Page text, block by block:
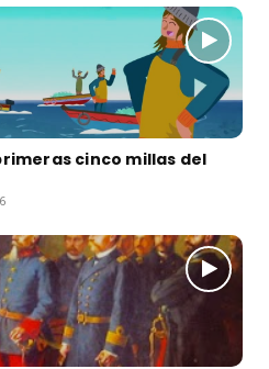
cinco millas del